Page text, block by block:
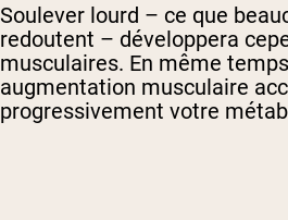
Soulever lourd – ce que
redoutent – développera
musculaires. En même
augmentation musculaire
progressivement votre